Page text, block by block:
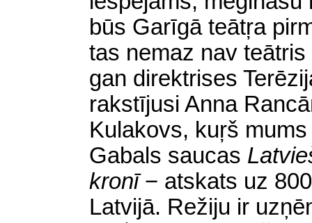
būs Garīgā teātŗa
tas nemaz nav
gan direktrises
rakstījusi Anna
Kulakovs, kuŗš
Gabals saucas
kronī− atskats uz
Latvijā. Režiju ir